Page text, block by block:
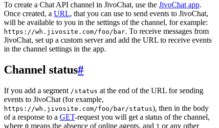
To create a Chat API channel in JivoChat, use the JivoChat app.
Once created, a URL, that you can use to send events to JivoChat,
will be available to you in the settings of the channel, for example:
https://wh.jivosite.com/foo/bar. To receive messages from
JivoChat, set up a custom server and add the URL to receive events
in the channel settings in the app.
Channel status#
If you add a segment /status at the end of the URL for sending
events to JivoChat (for example,
https://wh.jivosite.com/foo/bar/status), then in the body
of a response to a GET-request you will get a status of the channel,
where 0 means the absence of online agents, and 1 or any other